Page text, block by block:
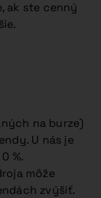
ak ste cenný
na burze)
U nás je
%.
môže
zvýšiť.